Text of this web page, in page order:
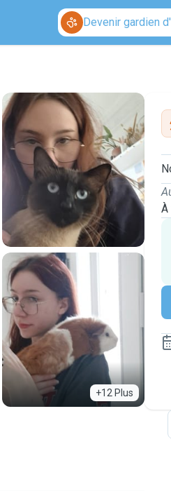
Devenir gardien
+12 Plus
À